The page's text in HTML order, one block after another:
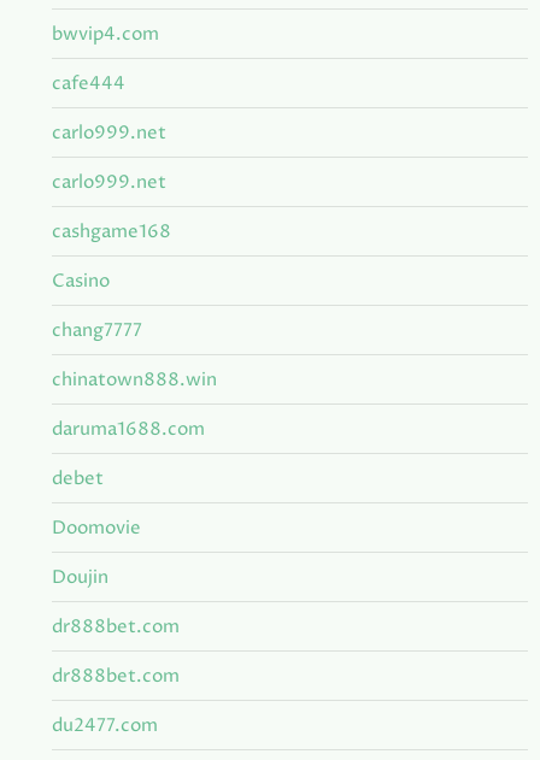
bwvip4.com
cafe444
carlo999.net
carlo999.net
cashgame168
Casino
chang7777
chinatown888.win
daruma1688.com
debet
Doomovie
Doujin
dr888bet.com
dr888bet.com
du2477.com